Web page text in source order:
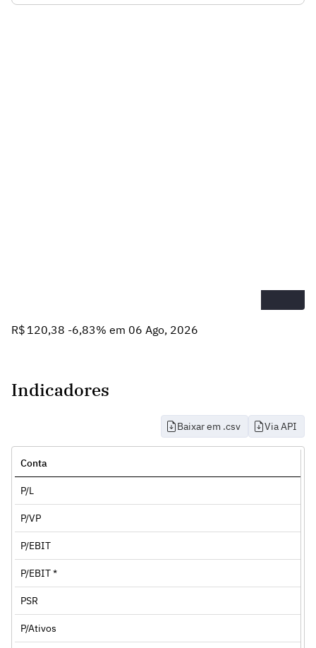
R$ 120,38 -6,83% em 06 Ago, 2026
Indicadores
Baixar em .csv Via API
Conta
P/L
P/VP
P/EBIT
P/EBIT *
PSR
P/Ativos